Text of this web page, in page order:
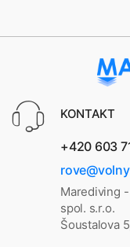
KONTAKT
+420 603
Marediving
spol. s.r.o.
Šoustalova